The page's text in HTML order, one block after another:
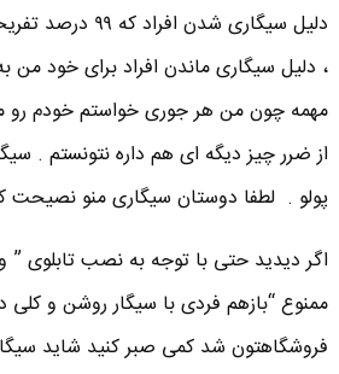
دلیل سیگاری شدن
، دلیل سیگاری ماندن افراد برای خود من
مهمه چون من هر جوری خواستم خودم رو
از ضرر چیز دیگه ای هم داره نتونستم .
پولو . لطفا دوستان سیگاری منو نصیحت
اگر دیدید حتی با توجه به نصب تابلوی ”
ممنوع “بازهم فردی با سیگار روشن و کلی
فروشگاهتون شد کمی صبر کنید شاید